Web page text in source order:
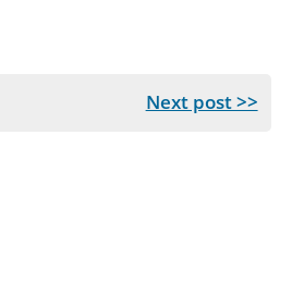
Next post >>